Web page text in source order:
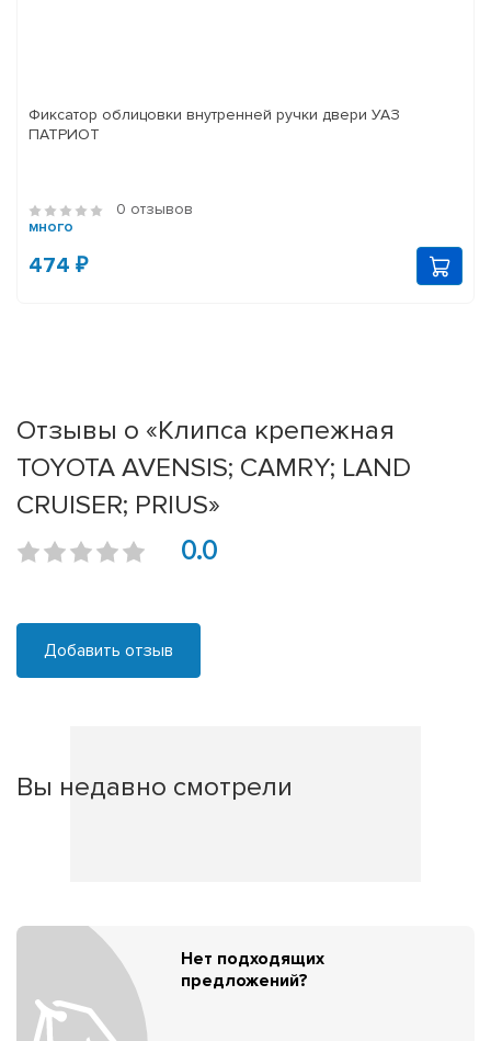
Фиксатор облицовки внутренней ручки двери УАЗ
ПАТРИОТ
0 отзывов
много
474 ₽
Отзывы о «Клипса крепежная
TOYOTA AVENSIS; CAMRY; LAND
CRUISER; PRIUS»
0.0
Добавить отзыв
Вы недавно смотрели
Нет подходящих
предложений?